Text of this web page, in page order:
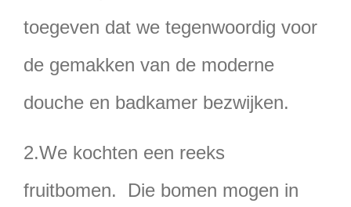
toegeven dat we tegenwoordig voor
de gemakken van de moderne
douche en badkamer bezwijken.
2.We kochten een reeks
fruitbomen. Die bomen mogen in